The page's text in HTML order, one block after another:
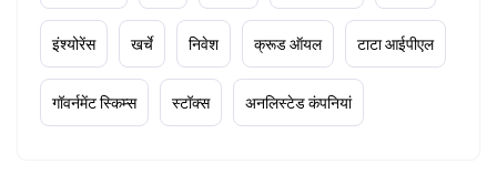
इंश्योरेंस खर्चे निवेश क्रूड ऑयल टाटा आईपीएल
गॉवर्नमेंट स्किम्स स्टॉक्स अनलिस्टेड कंपनियां